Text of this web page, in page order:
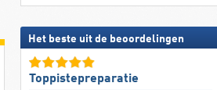
Het beste uit de beoordelingen
Toppistepreparatie